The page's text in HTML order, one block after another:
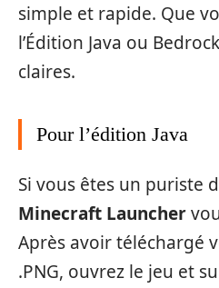
simple et rapide. Que
l’Édition Java ou
claires.
Pour l’édition Java
Si vous êtes un puriste
Minecraft Launcher
Après avoir téléchargé
.PNG, ouvrez le jeu et